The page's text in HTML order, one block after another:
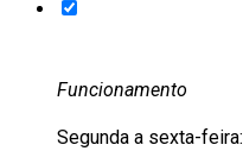
Funcionamento
Segunda a sexta-feira: